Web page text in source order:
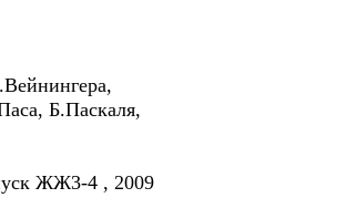
Б.Паскаля,
ЖЖ3-4 , 2009